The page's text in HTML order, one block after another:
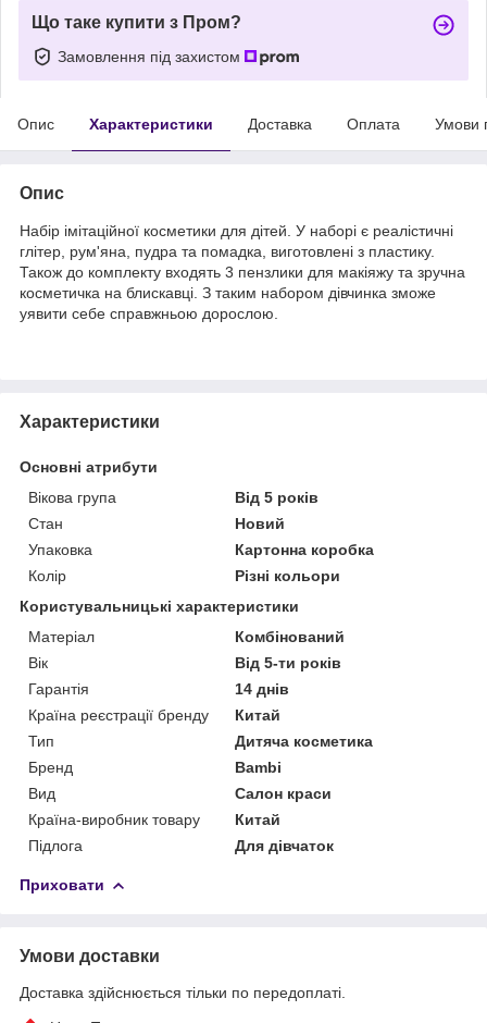
Що таке купити з Пром?
Замовлення під захистом
Опис Характеристики Доставка Оплата Умови
Опис
Набір імітаційної косметики для дітей. У наборі є реалістичні
глітер, рум'яна, пудра та помадка, виготовлені з пластику.
Також до комплекту входять 3 пензлики для макіяжу та зручна
косметичка на блискавці. З таким набором дівчинка зможе
уявити себе справжньою дорослою.
Характеристики
Основні атрибути
Вікова група
Від 5 років
Стан
Новий
Упаковка
Картонна коробка
Колір
Різні кольори
Користувальницькі характеристики
Матеріал
Комбінований
Вік
Від 5-ти років
Гарантія
14 днів
Країна реєстрації бренду
Китай
Тип
Дитяча косметика
Бренд
Bambi
Вид
Салон краси
Країна-виробник товару
Китай
Підлога
Для дівчаток
Приховати
Умови доставки
Доставка здійснюється тільки по передоплаті.